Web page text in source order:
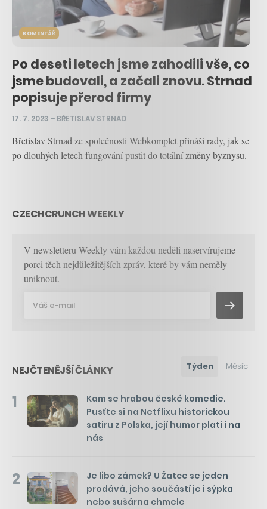
KOMENTÁŘ
Po deseti letech jsme zahodili vše, co
jsme budovali, a začali znovu. Strnad
popisuje přerod firmy
17. 7. 2023 – BŘETISLAV STRNAD
Břetislav Strnad ze společnosti Webkomplet přináší rady, jak se
po dlouhých letech fungování pustit do totální změny byznysu.
CZECHCRUNCH WEEKLY
V newsletteru Weekly vám každou neděli naservírujeme
porci těch nejdůležitějších zpráv, které by vám neměly
uniknout.
NEJČTENĚJŠÍ ČLÁNKY Týden Měsíc
1
Kam se hrabou české komedie.
Pusťte si na Netflixu historickou
satiru z Polska, její humor platí i na
nás
2
Je libo zámek? U Žatce se jeden
prodává, jeho součástí je i sýpka
nebo sušárna chmele